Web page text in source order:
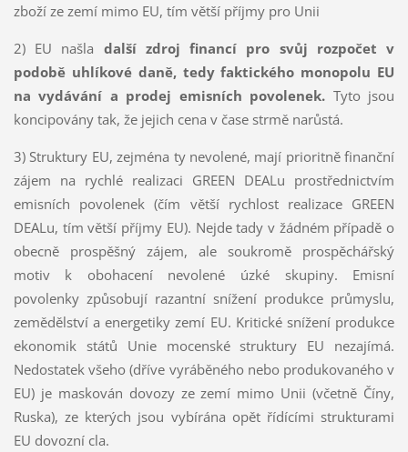
zboží ze zemí mimo EU, tím větší příjmy pro Unii
2) EU našla další zdroj financí pro svůj rozpočet v
podobě uhlíkové daně, tedy faktického monopolu EU
na vydávání a prodej emisních povolenek. Tyto jsou
koncipovány tak, že jejich cena v čase strmě narůstá.
3) Struktury EU, zejména ty nevolené, mají prioritně finanční
zájem na rychlé realizaci GREEN DEALu prostřednictvím
emisních povolenek (čím větší rychlost realizace GREEN
DEALu, tím větší příjmy EU). Nejde tady v žádném případě o
obecně prospěšný zájem, ale soukromě prospěchářský
motiv k obohacení nevolené úzké skupiny. Emisní
povolenky způsobují razantní snížení produkce průmyslu,
zemědělství a energetiky zemí EU. Kritické snížení produkce
ekonomik států Unie mocenské struktury EU nezajímá.
Nedostatek všeho (dříve vyráběného nebo produkovaného v
EU) je maskován dovozy ze zemí mimo Unii (včetně Číny,
Ruska), ze kterých jsou vybírána opět řídícími strukturami
EU dovozní cla.